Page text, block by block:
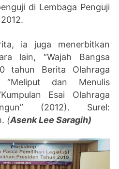
di Lembaga Penguji
ia juga menerbitkan
lain, “Wajah Bangsa
tahun Berita Olahraga
“Meliput dan Menulis
Esai Olahraga
(2012). Surel:
. (Asenk Lee Saragih)